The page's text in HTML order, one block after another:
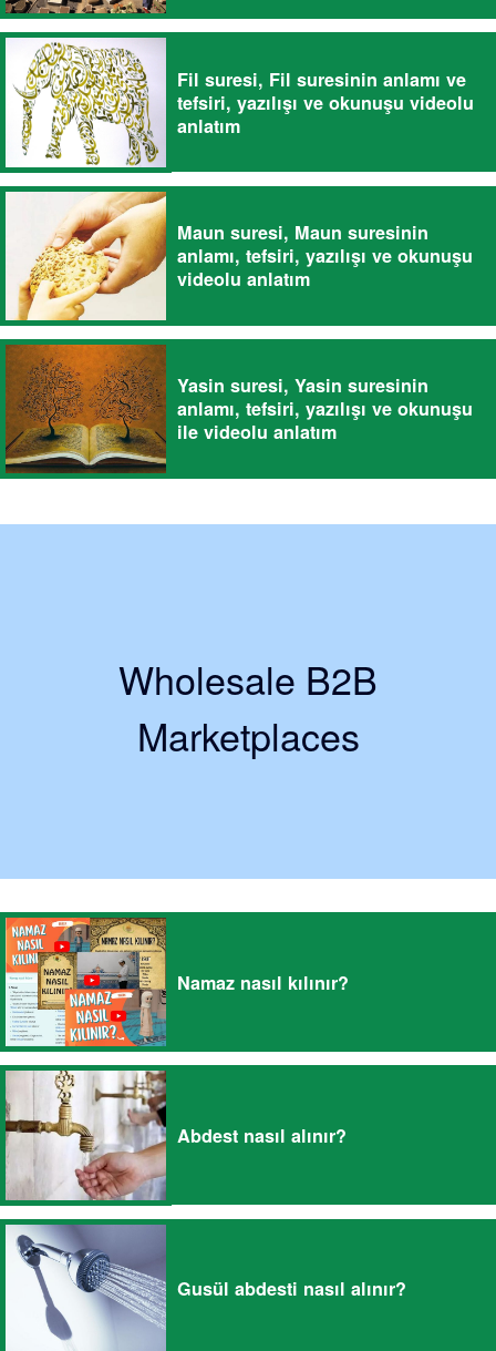
Fil suresi, Fil suresinin anlamı ve
tefsiri, yazılışı ve okunuşu videolu
anlatım
Maun suresi, Maun suresinin
anlamı, tefsiri, yazılışı ve okunuşu
videolu anlatım
Yasin suresi, Yasin suresinin
anlamı, tefsiri, yazılışı ve okunuşu
ile videolu anlatım
Wholesale B2B
Marketplaces
Namaz nasıl kılınır?
Abdest nasıl alınır?
Gusül abdesti nasıl alınır?